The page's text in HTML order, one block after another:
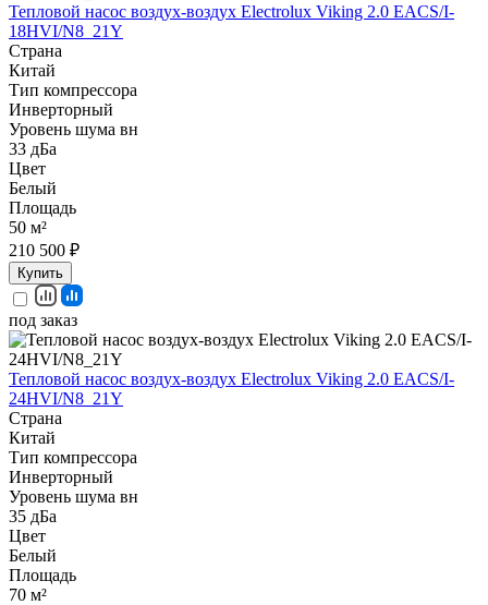
Тепловой насос воздух-воздух Electrolux Viking 2.0 EACS/I-
18HVI/N8_21Y
Страна
Китай
Тип компрессора
Инверторный
Уровень шума вн
33 дБа
Цвет
Белый
Площадь
50 м²
210 500 ₽
Купить
под заказ
Тепловой насос воздух-воздух Electrolux Viking 2.0 EACS/I-
24HVI/N8_21Y
Страна
Китай
Тип компрессора
Инверторный
Уровень шума вн
35 дБа
Цвет
Белый
Площадь
70 м²